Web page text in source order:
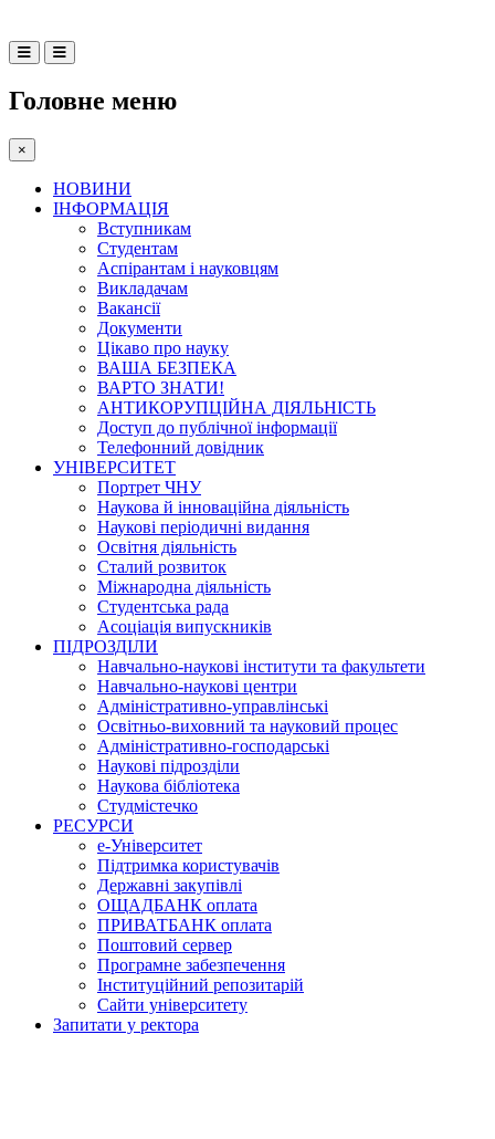
Головне меню
×
НОВИНИ
ІНФОРМАЦІЯ
Вступникам
Студентам
Аспірантам і науковцям
Викладачам
Вакансії
Документи
Цікаво про науку
ВАША БЕЗПЕКА
ВАРТО ЗНАТИ!
АНТИКОРУПЦІЙНА ДІЯЛЬНІСТЬ
Доступ до публічної інформації
Телефонний довідник
УНІВЕРСИТЕТ
Портрет ЧНУ
Наукова й інноваційна діяльність
Наукові періодичні видання
Освітня діяльність
Сталий розвиток
Міжнародна діяльність
Студентська рада
Асоціація випускників
ПІДРОЗДІЛИ
Навчально-наукові інститути та факультети
Навчально-наукові центри
Адміністративно-управлінські
Освітньо-виховний та науковий процес
Адміністративно-господарські
Наукові підрозділи
Наукова бібліотека
Студмістечко
РЕСУРСИ
е-Університет
Підтримка користувачів
Державні закупівлі
ОЩАДБАНК оплата
ПРИВАТБАНК оплата
Поштовий сервер
Програмне забезпечення
Інституційний репозитарій
Сайти університету
Запитати у ректора